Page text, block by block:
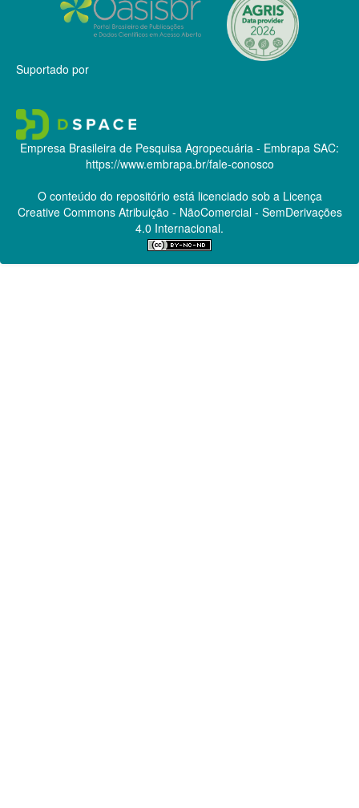
Suportado por
Empresa Brasileira de Pesquisa Agropecuária - Embrapa SAC:
https://www.embrapa.br/fale-conosco
O conteúdo do repositório está licenciado sob a Licença
Creative CommonsAtribuição - NãoComercial - SemDerivações
4.0 Internacional.